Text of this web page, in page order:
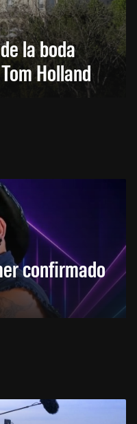
la boda
Holland
confirmado